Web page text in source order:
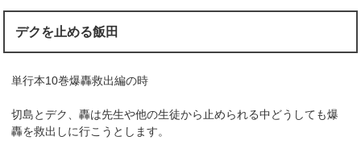
デクを止める飯田
単行本10巻爆轟救出編の時
切島とデク、轟は先生や他の生徒から止められる中どうしても爆
轟を救出しに行こうとします。